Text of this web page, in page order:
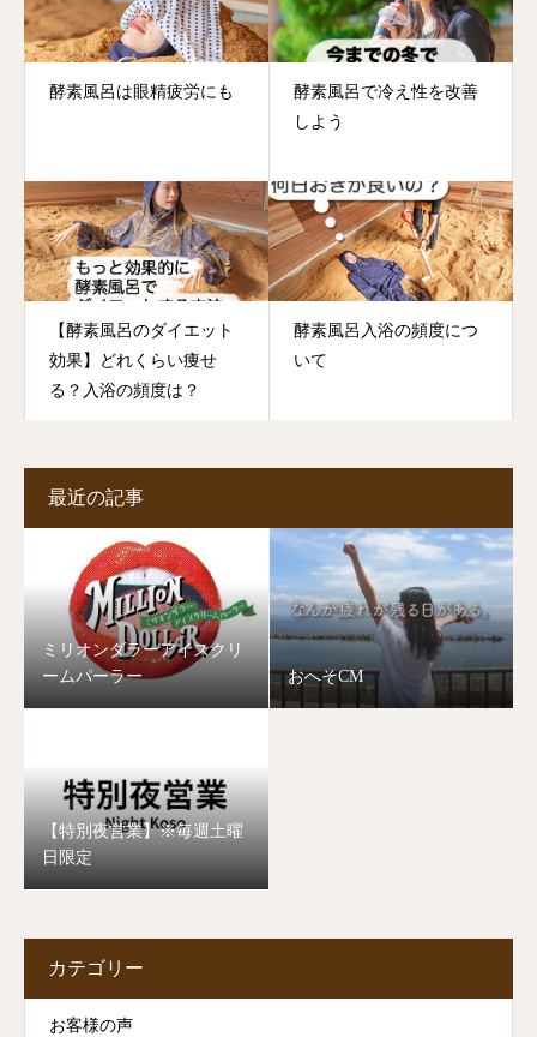
酵素風呂は眼精疲労にも
酵素風呂で冷え性を改善
しよう
【酵素風呂のダイエット
効果】どれくらい痩せ
る？入浴の頻度は？
酵素風呂入浴の頻度につ
いて
最近の記事
ミリオンダラーアイスクリ
ームパーラー
おへそCM
【特別夜営業】※毎週土曜
日限定
カテゴリー
お客様の声